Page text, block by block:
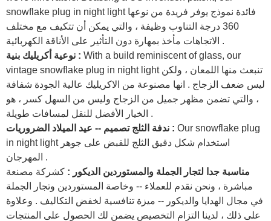
snowflake plug in night lightفائدة نموذج يوفر فريدة من نوعها
360 درجة التناوب وظيفة ، والتي يمكن أن تتكيف مع مختلف
الاتجاهات مأخذ بمهارة دون التأثير على الأناقة الكهربائية .
نوعية أكريليك بنية : With a build reminiscent of glass, our
vintage snowflake plug in night lightتنبعث منها اللمعان ، ولكن
ليس ضعف الزجاج . انها مصنوعة من الاكريليك عالية الجودة شفافة
، والتي تضمن مظهر جميل من الزجاج وليس من السهل كسر ، هو
الخيار الأفضل للنقل لمسافات طويلة .
ندفة الثلج تصميم -- عيد الميلاد الضروريات : Our snowflake plug
in night lightاستخدام شكل دقيق الثلج للقبض على جوهر
المهرجان .
مناسبة جدا لتجار الجملة والمستوردين الديكور : كشركة مصنعة
مباشرة ، ونحن نقدم للعملاء -- وخاصة المستوردين وتجار الجملة
في مجال الهدايا والديكور -- ميزة تنافسية لخفض التكاليف . وعلاوة
على ذلك ، لدينا التزام التخصيص يضمن لك الحصول على المنتجات